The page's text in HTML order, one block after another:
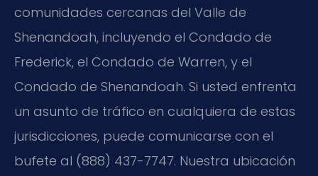
comunidades cercanas del Valle de
Shenandoah, incluyendo el Condado de
Frederick, el Condado de Warren, y el
Condado de Shenandoah. Si usted enfrenta
un asunto de tráfico en cualquiera de estas
jurisdicciones, puede comunicarse con el
bufete al (888) 437-7747. Nuestra ubicación